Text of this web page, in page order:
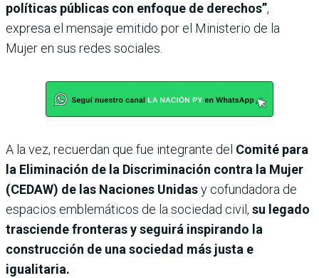
políticas públicas con enfoque de derechos”,
expresa el mensaje emitido por el Ministerio de la
Mujer en sus redes sociales.
A la vez, recuerdan que fue integrante del Comité para
la Eliminación de la Discriminación contra la Mujer
(CEDAW) de las Naciones Unidasy cofundadora de
espacios emblemáticos de la sociedad civil, su legado
trasciende fronteras y seguirá inspirando la
construcción de una sociedad más justa e
igualitaria.